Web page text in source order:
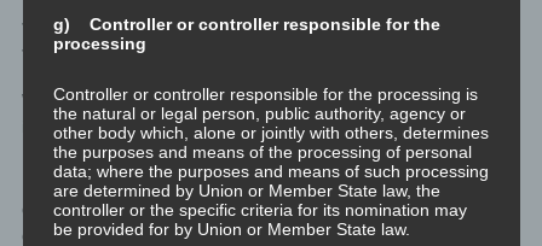
Ja, mehr als 50% der Österreicher sind im August 2021 geimpft.
Ja, die Zahlen sind “getürkt”. (Sorry, liebe türkeistämmige
Wort steht für ich für etwas, das ihr manchmal so gut könnt, dass
ich es gerne in der Art lernen würde.)
Dennoch scheint es so, dass jetzt schon ein überwiegender Teil
der impfbaren impfwilligen Systemschafe geimpft ist. Vollständig
geimpft ist.
g) Controller or controller responsible for the
processing
Controller or controller responsible for the processing is
the natural or legal person, public authority, agency or
other body which, alone or jointly with others, determines
the purposes and means of the processing of personal
data; where the purposes and means of such processing
are determined by Union or Member State law, the
controller or the specific criteria for its nomination may
be provided for by Union or Member State law.